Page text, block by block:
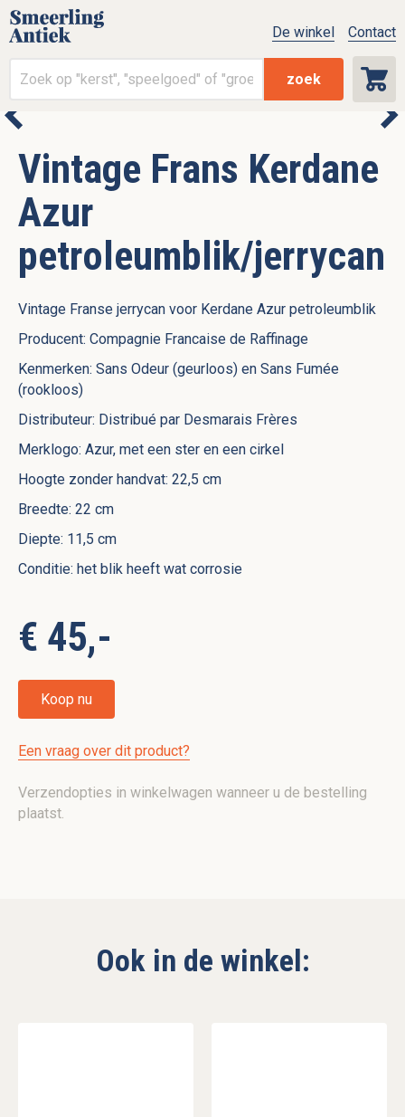
zoek
De winkel Contact
Vintage Frans Kerdane
Azur
petroleumblik/jerrycan
Vintage Franse jerrycan voor Kerdane Azur petroleumblik
Producent: Compagnie Francaise de Raffinage
Kenmerken: Sans Odeur (geurloos) en Sans Fumée
(rookloos)
Distributeur: Distribué par Desmarais Frères
Merklogo: Azur, met een ster en een cirkel
Hoogte zonder handvat: 22,5 cm
Breedte: 22 cm
Diepte: 11,5 cm
Conditie: het blik heeft wat corrosie
€ 45,-
Koop nu
Een vraag over dit product?
Verzendopties in winkelwagen wanneer u de bestelling
plaatst.
Ook in de winkel: